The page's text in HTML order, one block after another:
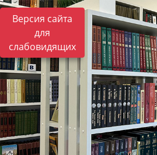
Версия сайта
для
слабовидящих